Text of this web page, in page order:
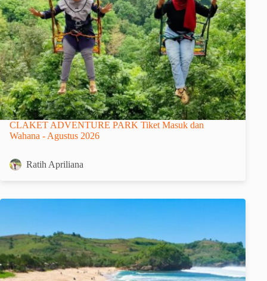
CLAKET ADVENTURE PARK Tiket Masuk dan
Wahana - Agustus 2026
Ratih Apriliana